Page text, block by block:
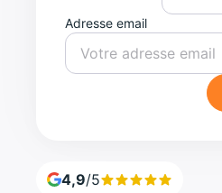
Adresse email
4,9/5